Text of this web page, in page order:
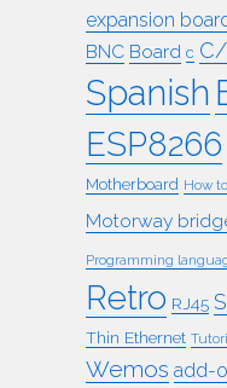
expansion
BNC Board c C/
Spanish
ESP8266
Motherboard How to
Motorway
Programming
Retro RJ45
Thin Ethernet
Wemos add-